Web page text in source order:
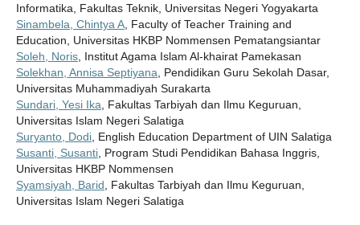
Informatika, Fakultas Teknik, Universitas Negeri Yogyakarta
Sinambela, Chintya A, Faculty of Teacher Training and
Education, Universitas HKBP Nommensen Pematangsiantar
Soleh, Noris, Institut Agama Islam Al-khairat Pamekasan
Solekhan, Annisa Septiyana , Pendidikan Guru Sekolah Dasar,
Universitas Muhammadiyah Surakarta
Sundari, Yesi Ika , Fakultas Tarbiyah dan Ilmu Keguruan,
Universitas Islam Negeri Salatiga
Suryanto, Dodi, English Education Department of UIN Salatiga
Susanti, Susanti, Program Studi Pendidikan Bahasa Inggris,
Universitas HKBP Nommensen
Syamsiyah, Barid , Fakultas Tarbiyah dan Ilmu Keguruan,
Universitas Islam Negeri Salatiga